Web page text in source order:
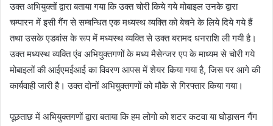
उक्त अभियुक्तों द्वारा बताया गया कि उक्त चोरी किये गये मोबाइल उनके द्वारा
चम्पारन में इसी गैंग से सम्बन्धित एक मध्यस्थ व्यक्ति को बेचने के लिये दिये गये हैं
तथा उसके एडवांस के रूप में मध्यस्थ व्यक्ति से उक्त बरामद धनराशि ली गयी है।
उक्त मध्यस्थ व्यक्ति एंव अभियुक्तगणों के मध्य मैसेन्जर एप के माध्यम से चोरी गये
मोबाइलों की आईएमईआई का विवरण आपस में शेयर किया गया है, जिस पर आगे की
कार्यवाही जारी है। उक्त दोनों अभियुक्तगणों को मौके से गिरफ्तार किया गया।
पूछताछ में अभियुक्तगणों द्वारा बताया कि हम लोगो को शटर कटवा या घोड़ासन गैंग